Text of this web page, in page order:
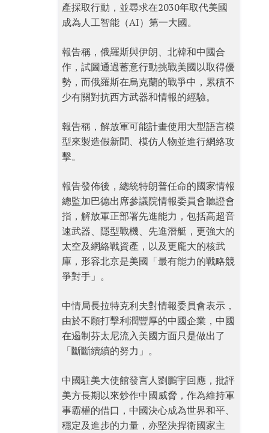
產採取行動，並尋求在2030年取代美國
成為人工智能（AI）第一大國。
報告稱，俄羅斯與伊朗、北韓和中國合
作，試圖通過蓄意行動挑戰美國以取得優
勢，而俄羅斯在烏克蘭的戰爭中，累積不
少有關對抗西方武器和情報的經驗。
報告稱，解放軍可能計畫使用大型語言模
型來製造假新聞、模仿人物並進行網絡攻
擊。
報告發佈後，總統特朗普任命的國家情報
總監加巴德出席參議院情報委員會聽證會
指，解放軍正部署先進能力，包括高超音
速武器、隱型戰機、先進潛艇，更強大的
太空及網絡戰資產，以及更龐大的核武
庫，形容北京是美國「最有能力的戰略競
爭對手」。
中情局長拉特克利夫對情報委員會表示，
由於不願打擊利潤豐厚的中國企業，中國
在遏制芬太尼流入美國方面只是做出了
「斷斷續續的努力」。
中國駐美大使館發言人劉鵬宇回應，批評
美方長期以來炒作中國威脅，作為維持軍
事霸權的借口，中國決心成為世界和平、
穩定及進步的力量，亦堅決捍衛國家主